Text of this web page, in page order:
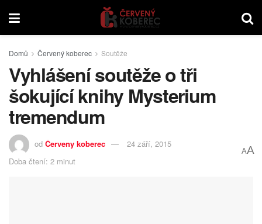
Domů Červený koberec Soutěže
Vyhlášení soutěže o tři
šokující knihy Mysterium
tremendum
od Červeny koberec
24 září, 2015
Doba čtení: 2 minut
AA